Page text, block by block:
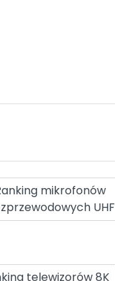
mikrofonów
UHF
telewizorów 8K